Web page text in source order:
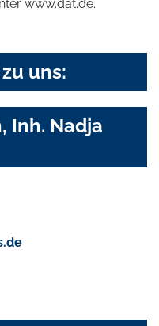
www.dat.de.
uns:
Inh. Nadja